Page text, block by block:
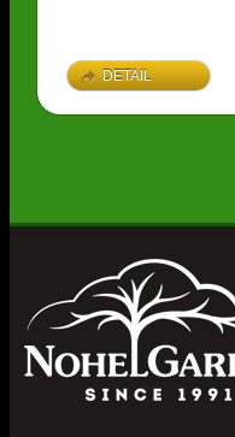
DETAIL